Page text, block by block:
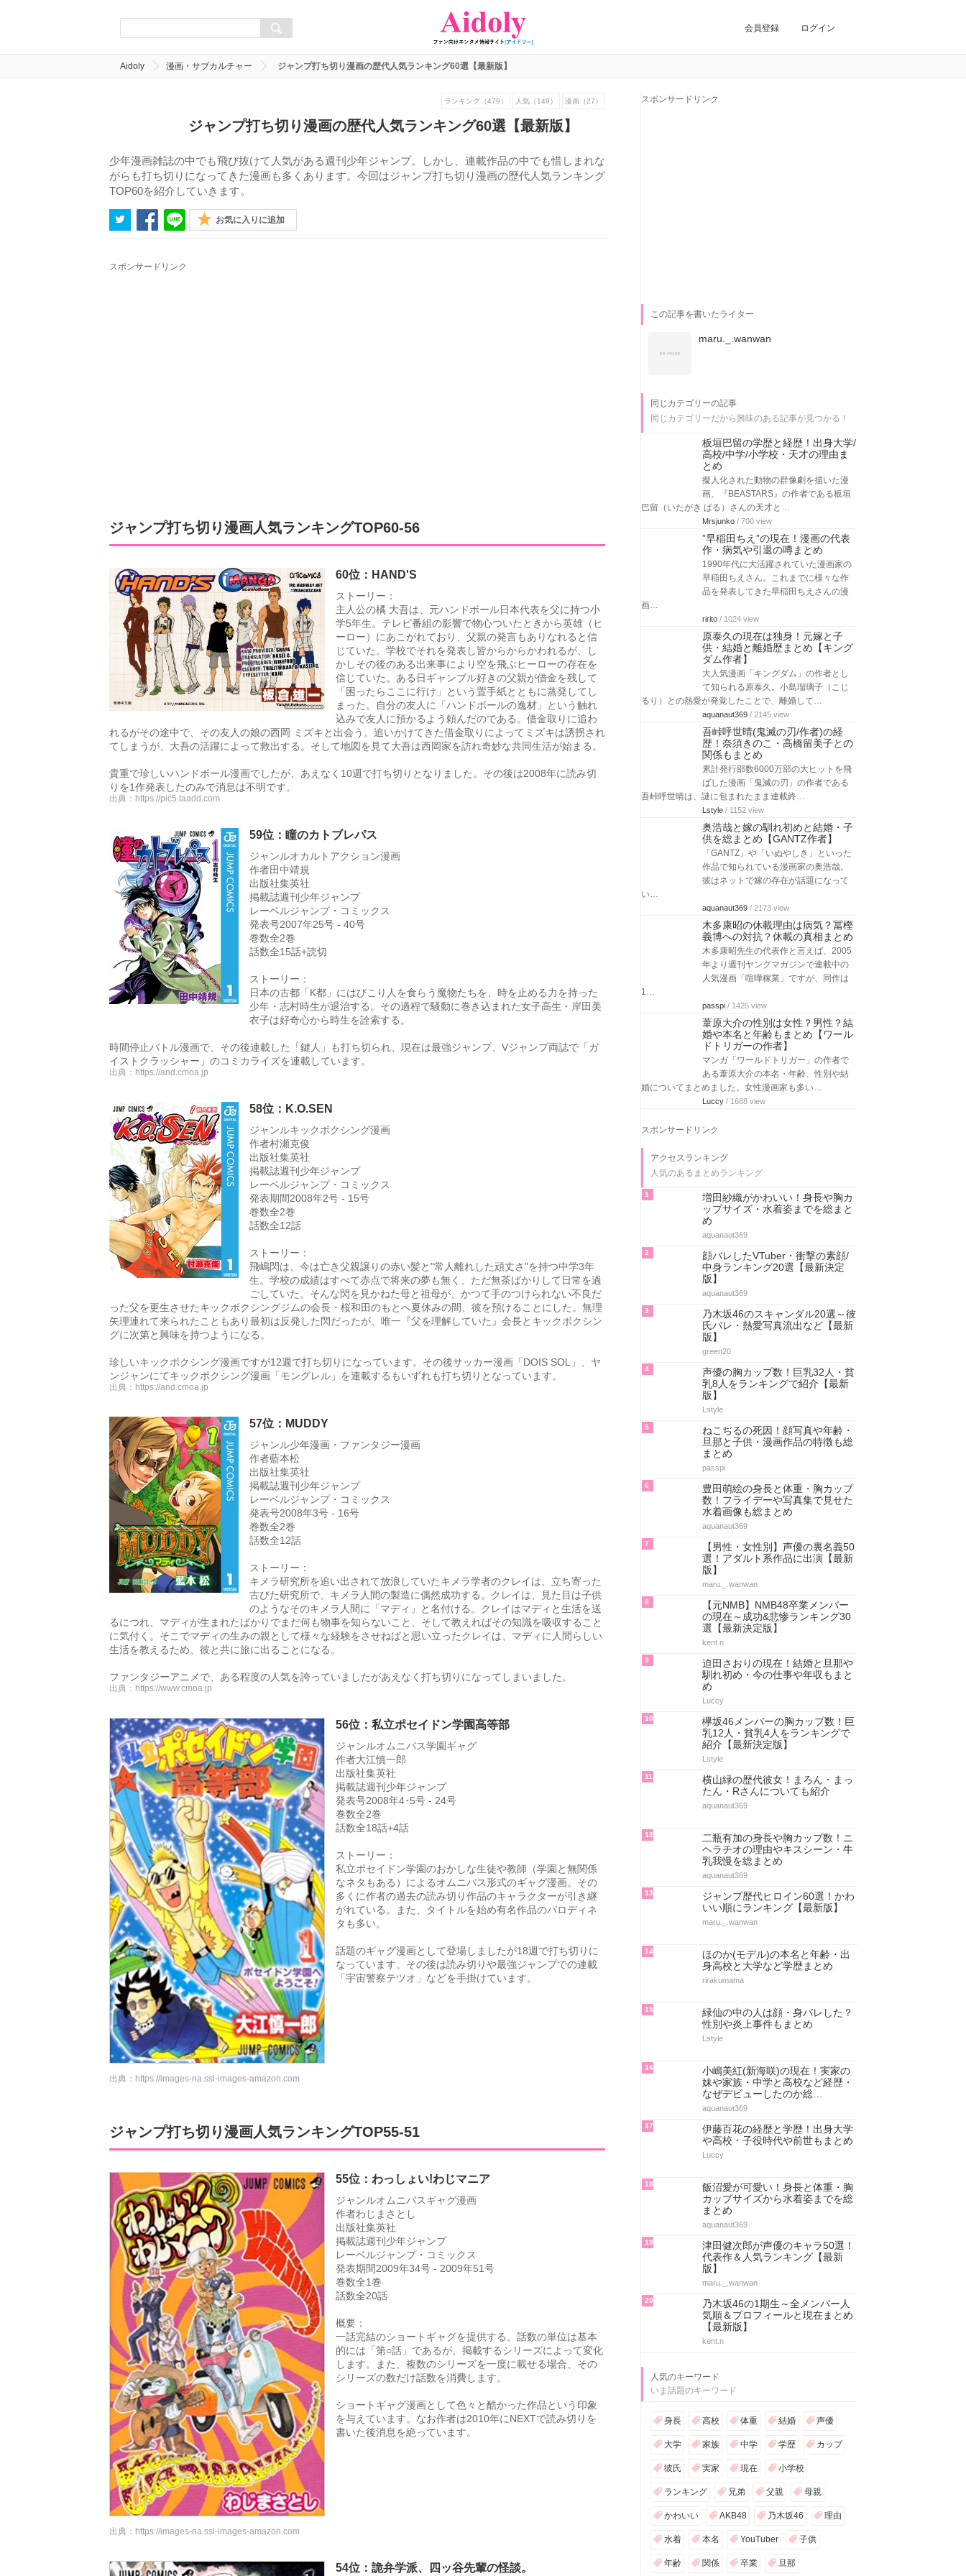
会員登録 ログイン
Aidoly 漫画・サブカルチャー ジャンプ打ち切り漫画の歴代人気ランキング60選【最新版】
ランキング（479） 人気（149） 漫画（27）
ジャンプ打ち切り漫画の歴代人気ランキング60選【最新版】
少年漫画雑誌の中でも飛び抜けて人気がある週刊少年ジャンプ。しかし、連載作品の中でも惜しまれな
がらも打ち切りになってきた漫画も多くあります。今回はジャンプ打ち切り漫画の歴代人気ランキング
TOP60を紹介していきます。
お気に入りに追加
スポンサードリンク
ジャンプ打ち切り漫画人気ランキングTOP60-56
60位：HAND'S
ストーリー：
主人公の橘 大吾は、元ハンドボール日本代表を父に持つ小
学5年生。テレビ番組の影響で物心ついたときから英雄（ヒ
ーロー）にあこがれており、父親の発言もありなれると信
じていた。学校でそれを発表し皆からからかわれるが、し
かしその後のある出来事により空を飛ぶヒーローの存在を
信じていた。ある日ギャンブル好きの父親が借金を残して
「困ったらここに行け」という置手紙とともに蒸発してし
まった。自分の友人に「ハンドボールの逸材」という触れ
込みで友人に預かるよう頼んだのである。借金取りに追わ
れるがその途中で、その友人の娘の西岡 ミズキと出会う。追いかけてきた借金取りによってミズキは誘拐され
てしまうが、大吾の活躍によって救出する。そして地図を見て大吾は西岡家を訪れ奇妙な共同生活が始まる。
貴重で珍しいハンドボール漫画でしたが、あえなく10週で打ち切りとなりました。その後は2008年に読み切
りを1作発表したのみで消息は不明です。
出典： https://pic5.taadd.com
59位：瞳のカトブレパス
ジャンルオカルトアクション漫画
作者田中靖規
出版社集英社
掲載誌週刊少年ジャンプ
レーベルジャンプ・コミックス
発表号2007年25号 - 40号
巻数全2巻
話数全15話+読切
ストーリー：
日本の古都「K都」にはびこり人を食らう魔物たちを、時を止める力を持った
少年・志村時生が退治する。その過程で騒動に巻き込まれた女子高生・岸田美
衣子は好奇心から時生を詮索する。
時間停止バトル漫画で、その後連載した「鍵人」も打ち切られ、現在は最強ジャンプ、Vジャンプ両誌で「ガ
イストクラッシャー」のコミカライズを連載しています。
出典： https://and.cmoa.jp
58位：K.O.SEN
ジャンルキックボクシング漫画
作者村瀬克俊
出版社集英社
掲載誌週刊少年ジャンプ
レーベルジャンプ・コミックス
発表期間2008年2号 - 15号
巻数全2巻
話数全12話
ストーリー：
飛嶋閃は、今は亡き父親譲りの赤い髪と"常人離れした頑丈さ"を持つ中学3年
生。学校の成績はすべて赤点で将来の夢も無く、ただ無茶ばかりして日常を過
ごしていた。そんな閃を見かねた母と祖母が、かつて手のつけられない不良だ
った父を更生させたキックボクシングジムの会長・桜和田のもとへ夏休みの間、彼を預けることにした。無理
矢理連れて来られたこともあり最初は反発した閃だったが、唯一『父を理解していた』会長とキックボクシン
グに次第と興味を持つようになる。
珍しいキックボクシング漫画ですが12週で打ち切りになっています。その後サッカー漫画「DOIS SOL」、ヤ
ンジャンにてキックボクシング漫画「モングレル」を連載するもいずれも打ち切りとなっています。
出典： https://and.cmoa.jp
57位：MUDDY
ジャンル少年漫画・ファンタジー漫画
作者藍本松
出版社集英社
掲載誌週刊少年ジャンプ
レーベルジャンプ・コミックス
発表号2008年3号 - 16号
巻数全2巻
話数全12話
ストーリー：
キメラ研究所を追い出されて放浪していたキメラ学者のクレイは、立ち寄った
古びた研究所で、キメラ人間の製造に偶然成功する。クレイは、見た目は子供
のようなそのキメラ人間に「マディ」と名付ける。クレイはマディと生活を送
るにつれ、マディが生まれたばかりでまだ何も物事を知らないこと、そして教えればその知識を吸収すること
に気付く。そこでマディの生みの親として様々な経験をさせねばと思い立ったクレイは、マディに人間らしい
生活を教えるため、彼と共に旅に出ることになる。
ファンタジーアニメで、ある程度の人気を誇っていましたがあえなく打ち切りになってしまいました。
出典： https://www.cmoa.jp
56位：私立ポセイドン学園高等部
ジャンルオムニバス学園ギャグ
作者大江慎一郎
出版社集英社
掲載誌週刊少年ジャンプ
発表号2008年4･5号 - 24号
巻数全2巻
話数全18話+4話
ストーリー：
私立ポセイドン学園のおかしな生徒や教師（学園と無関係
なネタもある）によるオムニバス形式のギャグ漫画。その
多くに作者の過去の読み切り作品のキャラクターが引き継
がれている。また、タイトルを始め有名作品のパロディネ
タも多い。
話題のギャグ漫画として登場しましたが18週で打ち切りに
なっています。その後は読み切りや最強ジャンプでの連載
「宇宙警察テツオ」などを手掛けています。
出典： https://images-na.ssl-images-amazon.com
ジャンプ打ち切り漫画人気ランキングTOP55-51
55位：わっしょい!わじマニア
ジャンルオムニバスギャグ漫画
作者わじまさとし
出版社集英社
掲載誌週刊少年ジャンプ
レーベルジャンプ・コミックス
発表期間2009年34号 - 2009年51号
巻数全1巻
話数全20話
概要：
一話完結のショートギャグを提供する。話数の単位は基本
的には「第○話」であるが、掲載するシリーズによって変化
します。また、複数のシリーズを一度に載せる場合、その
シリーズの数だけ話数を消費します。
ショートギャグ漫画として色々と酷かった作品という印象
を与えています。なお作者は2010年にNEXTで読み切りを
書いた後消息を絶っています。
出典： https://images-na.ssl-images-amazon.com
54位：詭弁学派、四ッ谷先輩の怪談。
スポンサードリンク
この記事を書いたライター
maru._.wanwan
同じカテゴリーの記事
同じカテゴリーだから興味のある記事が見つかる！
板垣巴留の学歴と経歴！出身大学/
高校/中学/小学校・天才の理由ま
とめ
擬人化された動物の群像劇を描いた漫
画、『BEASTARS』の作者である板垣
巴留（いたがき ぱる）さんの天才と…
Mrsjunko / 700 view
”早稲田ちえ”の現在！漫画の代表
作・病気や引退の噂まとめ
1990年代に大活躍されていた漫画家の
早稲田ちえさん。これまでに様々な作
品を発表してきた早稲田ちえさんの漫
画…
ririto / 1024 view
原泰久の現在は独身！元嫁と子
供・結婚と離婚歴まとめ【キング
ダム作者】
大人気漫画「キングダム」の作者とし
て知られる原泰久。小島瑠璃子（こじ
るり）との熱愛が発覚したことで、離婚して…
aquanaut369 / 2145 view
吾峠呼世晴(鬼滅の刃/作者)の経
歴！奈須きのこ・高橋留美子との
関係もまとめ
累計発行部数6000万部の大ヒットを飛
ばした漫画「鬼滅の刃」の作者である
吾峠呼世晴は、謎に包まれたまま連載終…
Lstyle / 1152 view
奥浩哉と嫁の馴れ初めと結婚・子
供を総まとめ【GANTZ作者】
「GANTZ」や「いぬやしき」といった
作品で知られている漫画家の奥浩哉。
彼はネットで嫁の存在が話題になって
い…
aquanaut369 / 2173 view
木多康昭の休載理由は病気？冨樫
義博への対抗？休載の真相まとめ
木多康昭先生の代表作と言えば、2005
年より週刊ヤングマガジンで連載中の
人気漫画「喧嘩稼業」ですが、同作は
1…
passpi / 1425 view
葦原大介の性別は女性？男性？結
婚や本名と年齢もまとめ【ワール
ドトリガーの作者】
マンガ「ワールドトリガー」の作者で
ある葦原大介の本名・年齢、性別や結
婚についてまとめました。女性漫画家も多い…
Luccy / 1688 view
スポンサードリンク
アクセスランキング
人気のあるまとめランキング
1
増田紗織がかわいい！身長や胸カ
ップサイズ・水着姿までを総まと
め
aquanaut369
2
顔バレしたVTuber・衝撃の素顔/
中身ランキング20選【最新決定
版】
aquanaut369
3
乃木坂46のスキャンダル20選～彼
氏バレ・熱愛写真流出など【最新
版】
green20
4
声優の胸カップ数！巨乳32人・貧
乳8人をランキングで紹介【最新
版】
Lstyle
5
ねこぢるの死因！顔写真や年齢・
旦那と子供・漫画作品の特徴も総
まとめ
passpi
6
豊田萌絵の身長と体重・胸カップ
数！フライデーや写真集で見せた
水着画像も総まとめ
aquanaut369
7
【男性・女性別】声優の裏名義50
選！アダルト系作品に出演【最新
版】
maru._.wanwan
8
【元NMB】NMB48卒業メンバー
の現在～成功&悲惨ランキング30
選【最新決定版】
kent.n
9
迫田さおりの現在！結婚と旦那や
馴れ初め・今の仕事や年収もまと
め
Luccy
10
欅坂46メンバーの胸カップ数！巨
乳12人・貧乳4人をランキングで
紹介【最新決定版】
Lstyle
11
横山緑の歴代彼女！まろん・まっ
たん・Rさんについても紹介
aquanaut369
12
二瓶有加の身長や胸カップ数！ニ
ヘラチオの理由やキスシーン・牛
乳我慢を総まとめ
aquanaut369
13
ジャンプ歴代ヒロイン60選！かわ
いい順にランキング【最新版】
maru._.wanwan
14
ほのか(モデル)の本名と年齢・出
身高校と大学など学歴まとめ
rirakumama
15
緑仙の中の人は顔・身バレした？
性別や炎上事件もまとめ
Lstyle
16
小嶋美紅(新海咲)の現在！実家の
妹や家族・中学と高校など経歴・
なぜデビューしたのか総…
aquanaut369
17
伊藤百花の経歴と学歴！出身大学
や高校・子役時代や前世もまとめ
Luccy
18
飯沼愛が可愛い！身長と体重・胸
カップサイズから水着姿までを総
まとめ
aquanaut369
19
津田健次郎が声優のキャラ50選！
代表作＆人気ランキング【最新
版】
maru._.wanwan
20
乃木坂46の1期生～全メンバー人
気順＆プロフィールと現在まとめ
【最新版】
kent.n
人気のキーワード
いま話題のキーワード
身長 高校 体重 結婚 声優
大学 家族 中学 学歴 カップ
彼氏 実家 現在 小学校
ランキング 兄弟 父親 母親
かわいい AKB48 乃木坂46 理由
水着 本名 YouTuber 子供
年齢 関係 卒業 旦那